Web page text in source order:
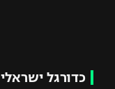
כדורגל ישראלי